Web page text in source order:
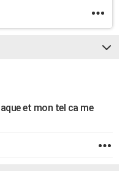
et mon tel ca me